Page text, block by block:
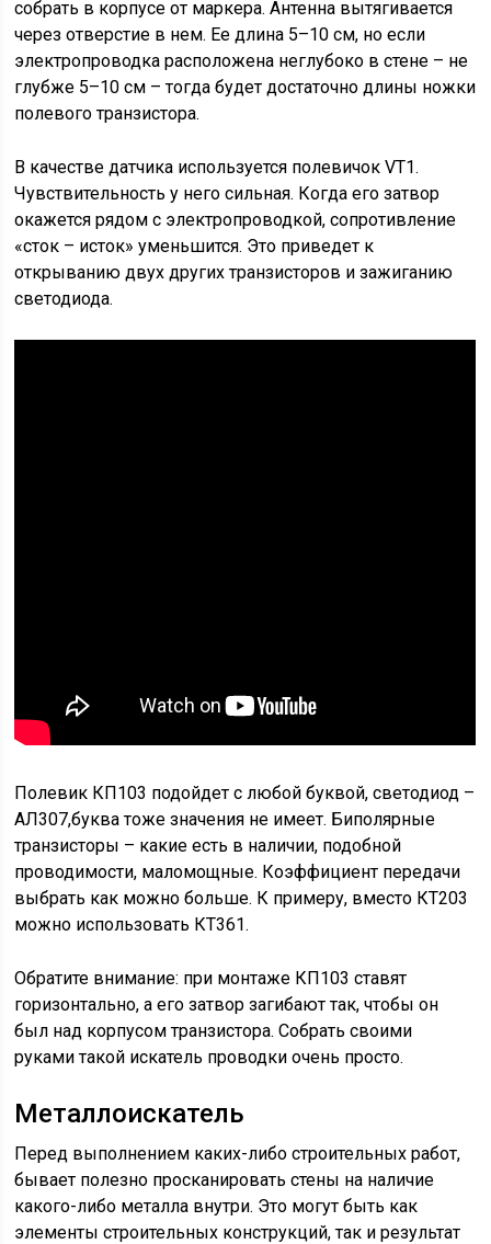
собрать в корпусе от маркера. Антенна вытягивается
через отверстие в нем. Ее длина 5–10 см, но если
электропроводка расположена неглубоко в стене – не
глубже 5–10 см – тогда будет достаточно длины ножки
полевого транзистора.
В качестве датчика используется полевичок VT1.
Чувствительность у него сильная. Когда его затвор
окажется рядом с электропроводкой, сопротивление
«сток – исток» уменьшится. Это приведет к
открыванию двух других транзисторов и зажиганию
светодиода.
Полевик КП103 подойдет с любой буквой, светодиод –
АЛ307,буква тоже значения не имеет. Биполярные
транзисторы – какие есть в наличии, подобной
проводимости, маломощные. Коэффициент передачи
выбрать как можно больше. К примеру, вместо КТ203
можно использовать КТ361.
Обратите внимание: при монтаже КП103 ставят
горизонтально, а его затвор загибают так, чтобы он
был над корпусом транзистора. Собрать своими
руками такой искатель проводки очень просто.
Металлоискатель
Перед выполнением каких-либо строительных работ,
бывает полезно просканировать стены на наличие
какого-либо металла внутри. Это могут быть как
элементы строительных конструкций, так и результат